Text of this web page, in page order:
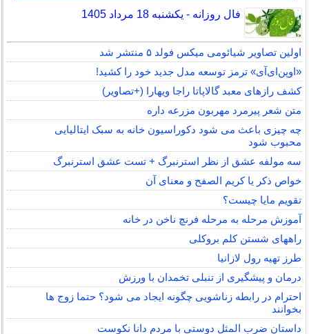
فال روزانه - یکشنبه 18 مرداد 1405
اولین تصاویر شیائومی میکس فولد ۵ منتشر شد
«اوپن‌ای‌آی» ترمز توسعه مدل جدید خود را کشید!
کشف رازهای معبد گالاپاتا راجا ویهارا (+تصاویر)
متن شعر پیرمرد مهربون مزرعه داره
چه چیزی باعث می شود دکوراسیون خانه به سبک ایتالیایی
محبوب شود
سه مولفه عشق از نظر استرنبرگ + تست عشق استرنبرگ
خواص ذکر یا کریم الصفح و معنای آن
تقویم مایا چیست؟
آموزش مرحله به مرحله فرنچ ناخن در خانه
راههای شستن کلم بروکلی
طرز تهیه رول لازانیا
درمان و پیشگیری از تنبلی تخمدان با ورزش
احترام در رابطه زناشویی چگونه ایجاد می شود؟ حتما زوج ها
بخوانند
داستان ضرب المثل دوستی با مردم دانا نكوست